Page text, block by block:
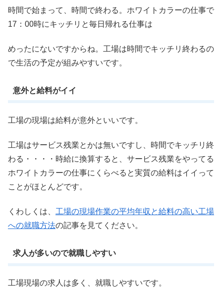
時間で始まって、時間で終わる。ホワイトカラーの仕事で
17：00時にキッチリと毎日帰れる仕事は
めったにないですからね。工場は時間でキッチリ終わるの
で生活の予定が組みやすいです。
意外と給料がイイ
工場の現場は給料が意外といいです。
工場はサービス残業とかは無いですし、時間でキッチリ終
わる・・・・時給に換算すると、サービス残業をやってる
ホワイトカラーの仕事にくらべると実質の給料はイイって
ことがほとんどです。
くわしくは、 工場の現場作業の平均年収と給料の高い工場
への就職方法の記事を見てください。
求人が多いので就職しやすい
工場現場の求人は多く、就職しやすいです。